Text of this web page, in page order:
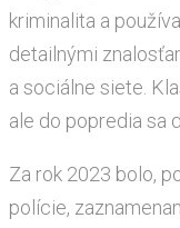
kriminalita a
detailnými
a sociálne siete.
ale do popredia sa
Za rok 2023 bolo,
polície,